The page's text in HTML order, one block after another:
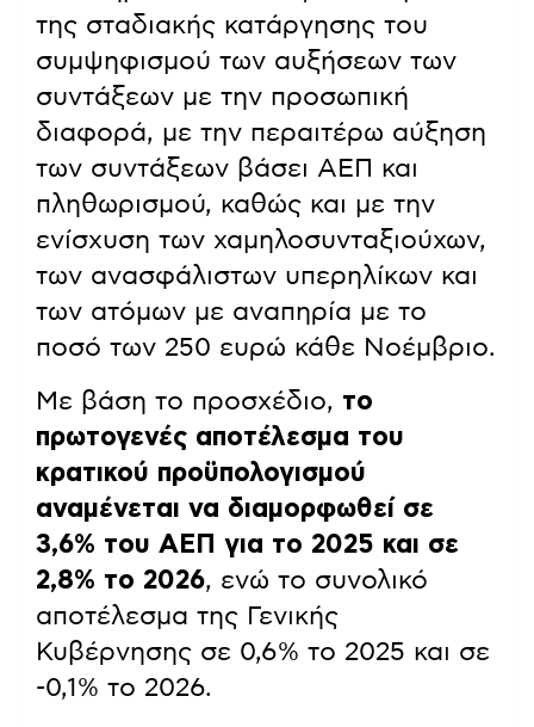
της σταδιακής κατάργησης του
συμψηφισμού των αυξήσεων των
συντάξεων με την προσωπική
διαφορά, με την περαιτέρω αύξηση
των συντάξεων βάσει ΑΕΠ και
πληθωρισμού, καθώς και με την
ενίσχυση των χαμηλοσυνταξιούχων,
των ανασφάλιστων υπερηλίκων και
των ατόμων με αναπηρία με το
ποσό των 250 ευρώ κάθε Νοέμβριο.
Με βάση το προσχέδιο, το
πρωτογενές αποτέλεσμα του
κρατικού προϋπολογισμού
αναμένεται να διαμορφωθεί σε
3,6% του ΑΕΠ για το 2025 και σε
2,8% το 2026, ενώ το συνολικό
αποτέλεσμα της Γενικής
Κυβέρνησης σε 0,6% το 2025 και σε
-0,1% το 2026.